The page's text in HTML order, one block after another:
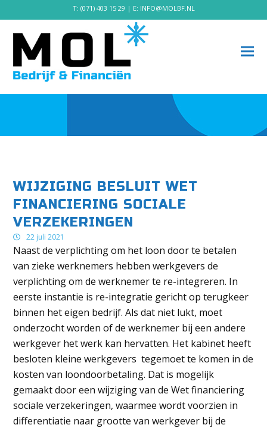
T: (071) 403 15 29 | E: INFO@MOLBF.NL
WIJZIGING BESLUIT WET
FINANCIERING SOCIALE
VERZEKERINGEN
22 juli 2021
Naast de verplichting om het loon door te betalen
van zieke werknemers hebben werkgevers de
verplichting om de werknemer te re-integreren. In
eerste instantie is re-integratie gericht op terugkeer
binnen het eigen bedrijf. Als dat niet lukt, moet
onderzocht worden of de werknemer bij een andere
werkgever het werk kan hervatten. Het kabinet heeft
besloten kleine werkgevers tegemoet te komen in de
kosten van loondoorbetaling. Dat is mogelijk
gemaakt door een wijziging van de Wet financiering
sociale verzekeringen, waarmee wordt voorzien in
differentiatie naar grootte van werkgever bij de